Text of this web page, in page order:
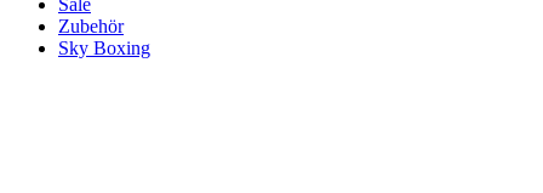
Sale
Zubehör
Sky Boxing